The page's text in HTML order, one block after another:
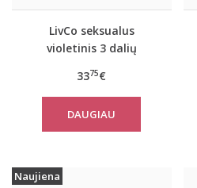
LivCo seksualus
violetinis 3 dalių
3375€
DAUGIAU
Naujiena